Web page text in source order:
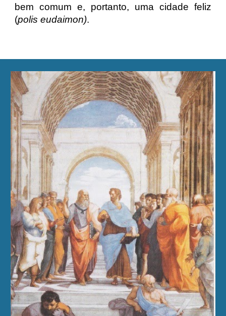
bem comum e, portanto, uma cidade feliz
(polis eudaimon).